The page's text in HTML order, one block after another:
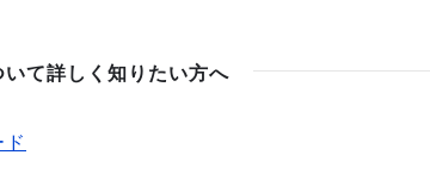
て詳しく知りたい方へ